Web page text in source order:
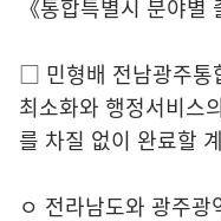
《통합특별시 분야별
□ 민형배 전남광주통
최소화와 행정서비스
를 차질 없이 완료할
ㅇ 전라남도와 광주광